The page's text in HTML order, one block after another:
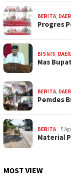
BERITA,
Progres
BISNIS,
Mas
BERITA,
Pemdes
BERITA 5
Material
MOST VIEW